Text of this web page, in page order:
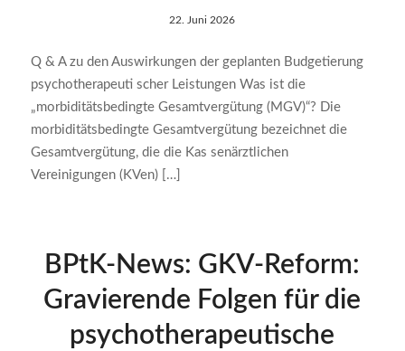
22. Juni 2026
Q & A zu den Auswirkungen der geplanten Budgetierung
psychotherapeuti scher Leistungen Was ist die
„morbiditätsbedingte Gesamtvergütung (MGV)“? Die
morbiditätsbedingte Gesamtvergütung bezeichnet die
Gesamtvergütung, die die Kas senärztlichen
Vereinigungen (KVen) […]
BPtK-News: GKV-Reform:
Gravierende Folgen für die
psychotherapeutische